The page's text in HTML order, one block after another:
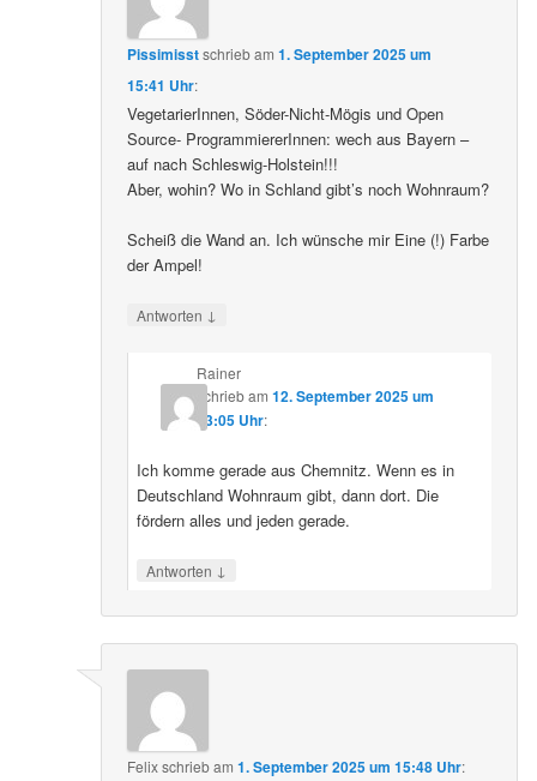
Pissimisstschriebam1. September 2025 um
15:41 Uhr:
VegetarierInnen, Söder-Nicht-Mögis und Open
Source- ProgrammiererInnen: wech aus Bayern –
auf nach Schleswig-Holstein!!!
Aber, wohin? Wo in Schland gibt’s noch Wohnraum?
Scheiß die Wand an. Ich wünsche mir Eine (!) Farbe
der Ampel!
Antworten ↓
Rainer
schriebam 12. September 2025 um
23:05 Uhr:
Ich komme gerade aus Chemnitz. Wenn es in
Deutschland Wohnraum gibt, dann dort. Die
fördern alles und jeden gerade.
Antworten ↓
Felixschriebam1. September 2025 um 15:48 Uhr: